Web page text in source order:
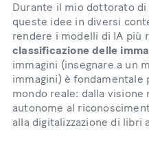
Durante il mio dottorato
queste idee in diversi
rendere i modelli di IA più
classificazione delle
immagini (insegnare a un
immagini) è fondamentale
mondo reale: dalla
autonome al
alla digitalizzazione di libri